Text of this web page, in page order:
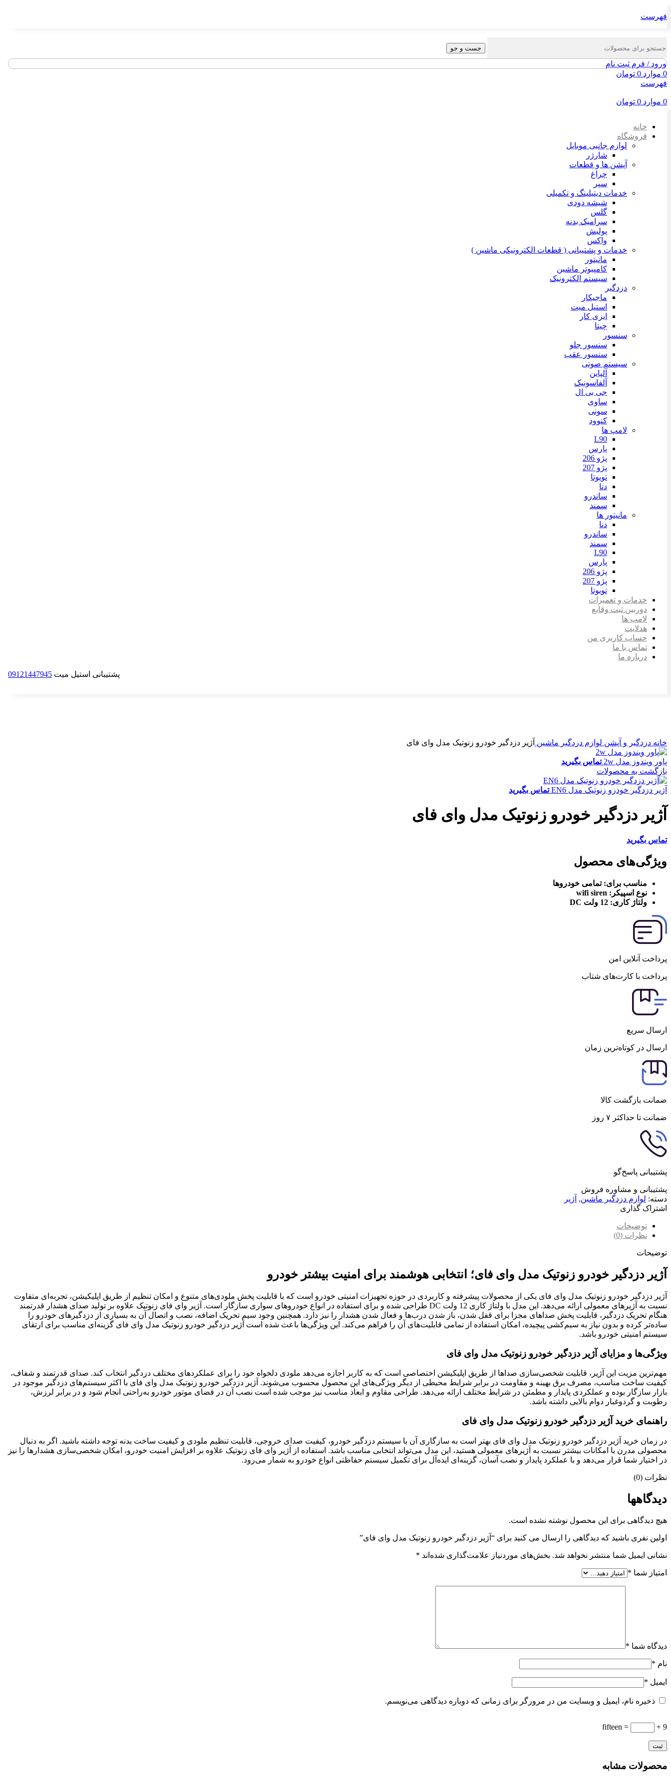
فهرست
جست و جو
ورود / فرم ثبت نام
0 موارد 0 تومان
فهرست
0 موارد 0 تومان
خانه
فروشگاه
لوازم جانبی موبایل
شارژر
آپشن ها و قطعات
چراغ
سپر
خدمات دیتیلینگ و تکمیلی
شیشه دودی
گلس
سرامیک بدنه
پولیش
واکس
خدمات و پشتیبانی ( قطعات الکترونیکی ماشین )
مانیتور
کامپیوتر ماشین
سیستم الکترونیک
دزدگیر
ماجیکار
استیل میت
ایزی کار
چیتا
سنسور
سنسور جلو
سنسور عقب
سیستم صوتی
آلپاین
آلفاسونیک
جی بی ال
ساوی
سونی
کنوود
لامپ ها
L90
پارس
پژو 206
پژو 207
تویوتا
دنا
ساندرو
سمند
مانیتور ها
دنا
ساندرو
سمند
L90
پارس
پژو 206
پژو 207
تویوتا
خدمات و تعمیرات
دوربین ثبت وقایع
لامپ ها
هدلایت
حساب کاربری من
تماس با ما
درباره ما
پشتیبانی استیل میت 09121447945
خانه دزدگیر و آپشن لوازم دزدگیر ماشین آژیر دزدگیر خودرو زنوتیک مدل وای فای
پاور ویندوز مدل 2w
تماس بگیرید
بازگشت به محصولات
آژیر دزدگیر خودرو زنوتیک مدل EN6 تماس بگیرید
آژیر دزدگیر خودرو زنوتیک مدل وای فای
تماس بگیرید
ویژگی‌های محصول
مناسب برای:تمامی خودروها
نوع اسپیکر: wifi siren
ولتاژ کاری: 12 ولت DC
پرداخت آنلاین امن
پرداخت با کارت‌های شتاب
ارسال سریع
ارسال در کوتاه‌ترین زمان
ضمانت بازگشت کالا
ضمانت تا حداکثر ۷ روز
پشتیبانی پاسخ‌گو
پشتیبانی و مشاوره فروش
دسته: لوازم دزدگیر ماشین, آژیر
اشتراک گذاری
توضیحات
نظرات (0)
توضیحات
آژیر دزدگیر خودرو زنوتیک مدل وای فای؛ انتخابی هوشمند برای امنیت بیشتر خودرو
آژیر دزدگیر خودرو زنوتیک مدل وای فای یکی از محصولات پیشرفته و کاربردی در حوزه تجهیزات امنیتی خودرو است که با قابلیت پخش ملودی‌های متنوع و امکان تنظیم از طریق اپلیکیشن، تجربه‌ای متفاوت
نسبت به آژیرهای معمولی ارائه می‌دهد. این مدل با ولتاژ کاری 12 ولت DC طراحی شده و برای استفاده در انواع خودروهای سواری سازگار است. آژیر وای فای زنوتیک علاوه بر تولید صدای هشدار قدرتمند
هنگام تحریک دزدگیر، قابلیت پخش صداهای مجزا برای قفل شدن، باز شدن درب‌ها و فعال شدن هشدار را نیز دارد. همچنین وجود سیم تحریک اضافه، نصب و اتصال آن به بسیاری از دزدگیرهای خودرو را
ساده‌تر کرده و بدون نیاز به سیم‌کشی پیچیده، امکان استفاده از تمامی قابلیت‌های آن را فراهم می‌کند. این ویژگی‌ها باعث شده است آژیر دزدگیر خودرو زنوتیک مدل وای فای گزینه‌ای مناسب برای ارتقای
سیستم امنیتی خودرو باشد.
ویژگی‌ها و مزایای آژیر دزدگیر خودرو زنوتیک مدل وای فای
مهم‌ترین مزیت این آژیر، قابلیت شخصی‌سازی صداها از طریق اپلیکیشن اختصاصی است که به کاربر اجازه می‌دهد ملودی دلخواه خود را برای عملکردهای مختلف دزدگیر انتخاب کند. صدای قدرتمند و شفاف،
کیفیت ساخت مناسب، مصرف برق بهینه و مقاومت در برابر شرایط محیطی از دیگر ویژگی‌های این محصول محسوب می‌شوند. آژیر دزدگیر خودرو زنوتیک مدل وای فای با اکثر سیستم‌های دزدگیر موجود در
بازار سازگار بوده و عملکردی پایدار و مطمئن در شرایط مختلف ارائه می‌دهد. طراحی مقاوم و ابعاد مناسب نیز موجب شده است نصب آن در فضای موتور خودرو به‌راحتی انجام شود و در برابر لرزش،
رطوبت و گردوغبار دوام بالایی داشته باشد.
راهنمای خرید آژیر دزدگیر خودرو زنوتیک مدل وای فای
در زمان خرید آژیر دزدگیر خودرو زنوتیک مدل وای فای بهتر است به سازگاری آن با سیستم دزدگیر خودرو، کیفیت صدای خروجی، قابلیت تنظیم ملودی و کیفیت ساخت بدنه توجه داشته باشید. اگر به دنبال
محصولی مدرن با امکانات بیشتر نسبت به آژیرهای معمولی هستید، این مدل می‌تواند انتخابی مناسب باشد. استفاده از آژیر وای فای زنوتیک علاوه بر افزایش امنیت خودرو، امکان شخصی‌سازی هشدارها را نیز
در اختیار شما قرار می‌دهد و با عملکرد پایدار و نصب آسان، گزینه‌ای ایده‌آل برای تکمیل سیستم حفاظتی انواع خودرو به شمار می‌رود.
نظرات (0)
دیدگاهها
هیچ دیدگاهی برای این محصول نوشته نشده است.
اولین نفری باشید که دیدگاهی را ارسال می کنید برای “آژیر دزدگیر خودرو زنوتیک مدل وای فای”
نشانی ایمیل شما منتشر نخواهد شد. بخش‌های موردنیاز علامت‌گذاری شده‌اند *
امتیاز شما *
دیدگاه شما *
نام *
ایمیل *
ذخیره نام، ایمیل و وبسایت من در مرورگر برای زمانی که دوباره دیدگاهی می‌نویسم.
9 +
= fifteen
محصولات مشابه